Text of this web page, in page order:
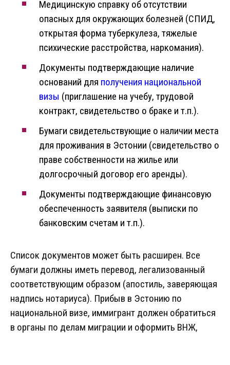
Медицинскую справку об отсутствии
опасных для окружающих болезней (СПИД,
открытая форма туберкулеза, тяжелые
психические расстройства, наркомания).
Документы подтверждающие наличие
оснований для получения национальной
визы (приглашение на учебу, трудовой
контракт, свидетельство о браке и т.п.).
Бумаги свидетельствующие о наличии места
для проживания в Эстонии (свидетельство о
праве собственности на жилье или
долгосрочный договор его аренды).
Документы подтверждающие финансовую
обеспеченность заявителя (выписки по
банковским счетам и т.п.).
Список документов может быть расширен. Все
бумаги должны иметь перевод, легализованный
соответствующим образом (апостиль, заверяющая
надпись нотариуса). Прибыв в Эстонию по
национальной визе, иммигрант должен обратиться
в органы по делам миграции и оформить ВНЖ,